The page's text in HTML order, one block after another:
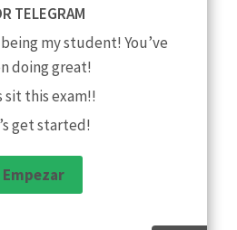
TELEGRAM
my student! You’ve
doing great!
sit this exam!!
get started!